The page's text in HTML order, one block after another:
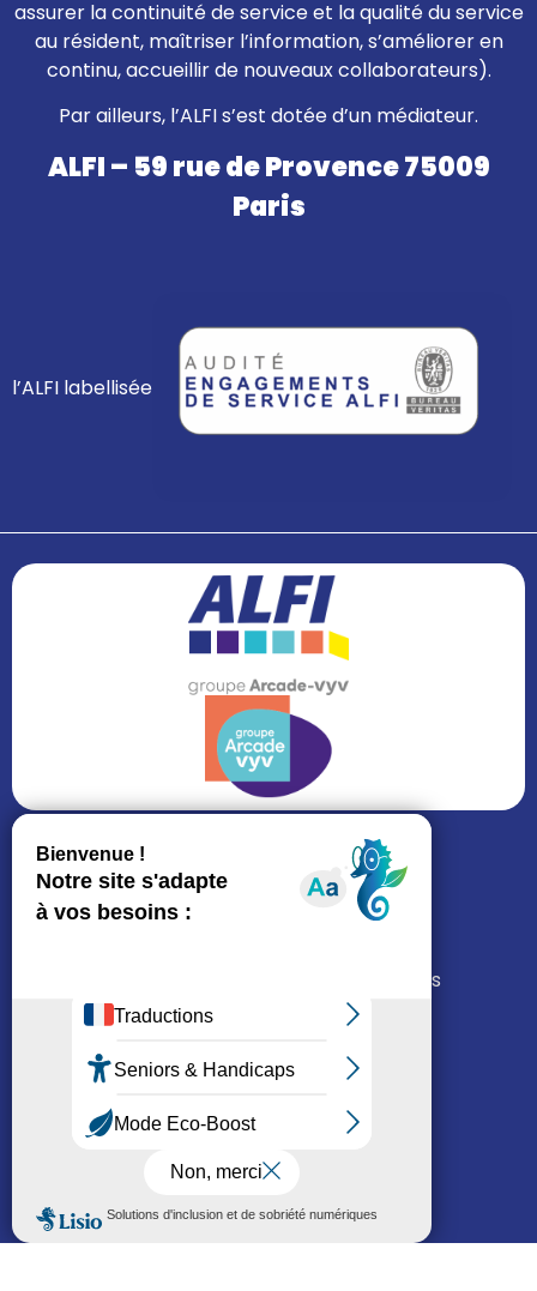
assurer la continuité de service et la qualité du service
au résident, maîtriser l’information, s’améliorer en
continu, accueillir de nouveaux collaborateurs).
Par ailleurs, l’ALFI s’est dotée d’un médiateur.
ALFI – 59 rue de Provence 75009
Paris
l’ALFI labellisée
Conditions d’utilisation
Politiques de protection des données
Liens
L’ALFI
Nous rejoindre
Mon espace résident
Je cherche un logement